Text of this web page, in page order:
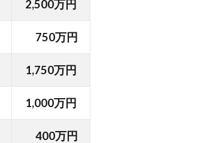
2,500万円
750万円
1,750万円
1,000万円
400万円